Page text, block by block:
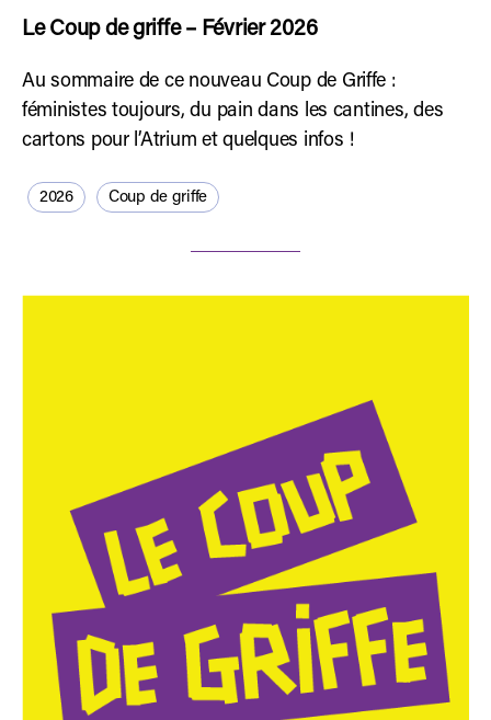
Le Coup de griffe – Février 2026
Au sommaire de ce nouveau Coup de Griffe :
féministes toujours, du pain dans les cantines, des
cartons pour l’Atrium et quelques infos !
2026 Coup de griffe